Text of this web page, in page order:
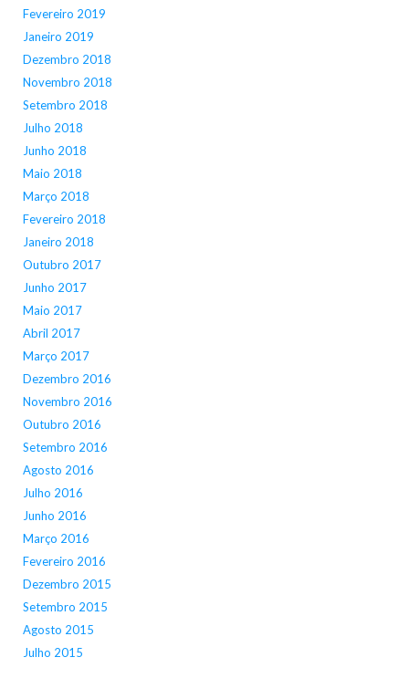
Fevereiro 2019
Janeiro 2019
Dezembro 2018
Novembro 2018
Setembro 2018
Julho 2018
Junho 2018
Maio 2018
Março 2018
Fevereiro 2018
Janeiro 2018
Outubro 2017
Junho 2017
Maio 2017
Abril 2017
Março 2017
Dezembro 2016
Novembro 2016
Outubro 2016
Setembro 2016
Agosto 2016
Julho 2016
Junho 2016
Março 2016
Fevereiro 2016
Dezembro 2015
Setembro 2015
Agosto 2015
Julho 2015